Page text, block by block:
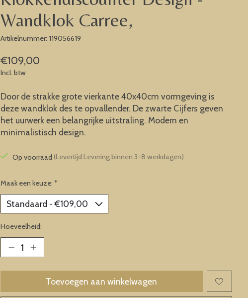
Wandklok Carree,
Artikelnummer: 119056619
€109,00
Incl. btw
Door de strakke grote vierkante 40x40cm vormgeving is
deze wandklok des te opvallender. De zwarte Cijfers geven
het uurwerk een belangrijke uitstraling. Modern en
minimalistisch design.
Op voorraad (Levertijd:Levering binnen 3-8 werkdagen)
Maak een keuze: *
Hoeveelheid:
Toevoegen aan winkelwagen